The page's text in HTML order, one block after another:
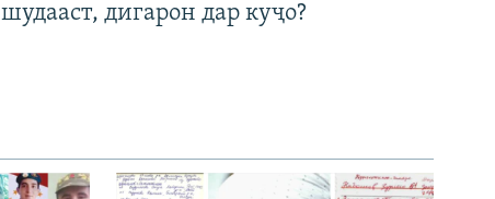
шудааст, дигарон дар куҷо?